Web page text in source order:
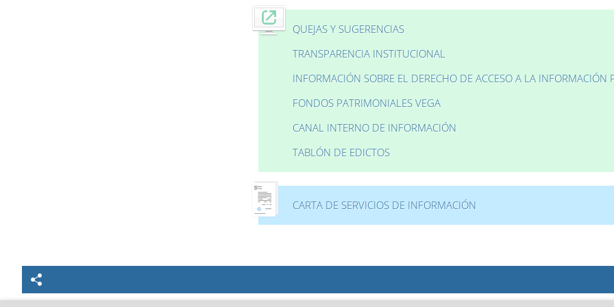
QUEJAS Y SUGERENCIAS
TRANSPARENCIA INSTITUCIONAL
INFORMACIÓN SOBRE EL DERECHO DE ACCESO A LA INFORMACIÓN
FONDOS PATRIMONIALES VEGA
CANAL INTERNO DE INFORMACIÓN
TABLÓN DE EDICTOS
CARTA DE SERVICIOS DE INFORMACIÓN